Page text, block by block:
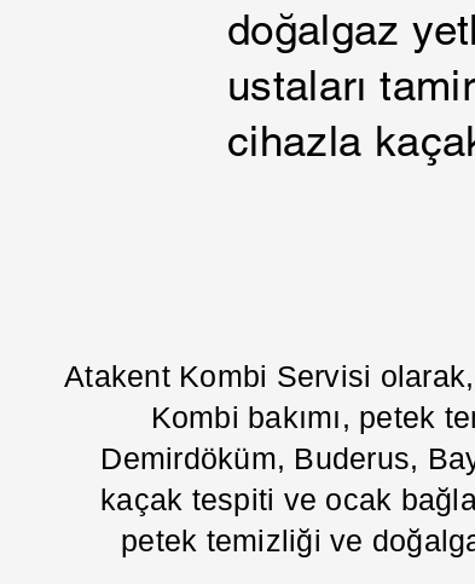
doğalgaz
ustaları
cihazla
Atakent Kombi Servisi
Kombi bakımı, petek
Demirdöküm, Buderus,
kaçak tespiti ve ocak
petek temizliği ve